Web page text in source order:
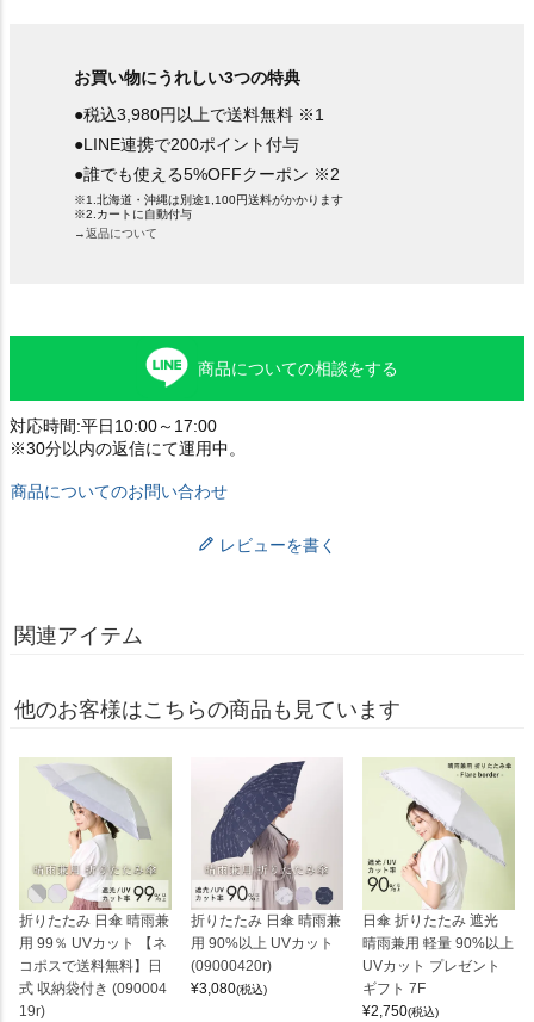
お買い物にうれしい3つの特典
●税込3,980円以上で送料無料 ※1
●LINE連携で200ポイント付与
●誰でも使える5%OFFクーポン ※2
※1.北海道・沖縄は別途1,100円送料がかかります
※2.カートに自動付与
→返品について
商品についての相談をする
対応時間:平日10:00～17:00
※30分以内の返信にて運用中。
商品についてのお問い合わせ
レビューを書く
関連アイテム
他のお客様はこちらの商品も見ています
折りたたみ 日傘 晴雨兼
用 99％ UVカット 【ネ
コポスで送料無料】日
式 収納袋付き (090004
19r)
折りたたみ 日傘 晴雨兼
用 90%以上 UVカット
(09000420r)
¥3,080(税込)
日傘 折りたたみ 遮光
晴雨兼用 軽量 90%以上
UVカット プレゼント
ギフト 7F
¥2,750(税込)